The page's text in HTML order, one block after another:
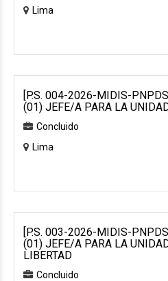
Lima
[P.S. 004-2026-MIDIS-
(01) JEFE/A PARA LA
Concluido
Lima
[P.S. 003-2026-MIDIS-
(01) JEFE/A PARA LA
LIBERTAD
Concluido